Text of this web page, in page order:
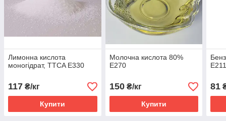
Лимонна кислота
моногідрат, TTCA Е330
117 ₴/кг
Купити
Молочна кислота 80%
Е270
150₴/кг
Купити
81